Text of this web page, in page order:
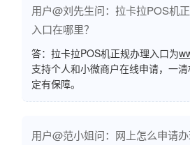
用户@刘先生问：拉卡拉POS机
入口在哪里？
答：拉卡拉POS机正规办理入口为
支持个人和小微商户在线申请，一
定有保障。
用户@范小姐问：网上怎么申请